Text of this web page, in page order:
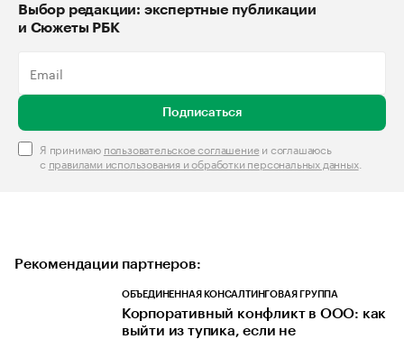
Выбор редакции: экспертные публикации
и Сюжеты РБК
Подписаться
Я принимаю пользовательское соглашениеи соглашаюсь
с правилами использования и обработки персональных данных.
Рекомендации партнеров:
ОБЪЕДИНЕННАЯ КОНСАЛТИНГОВАЯ ГРУППА
Корпоративный конфликт в ООО: как
выйти из тупика, если не